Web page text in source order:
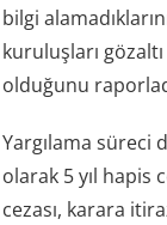
bilgi
kuruluşları
olduğunu
Yargılama süreci
olarak 5 yıl hapis
cezası, karara